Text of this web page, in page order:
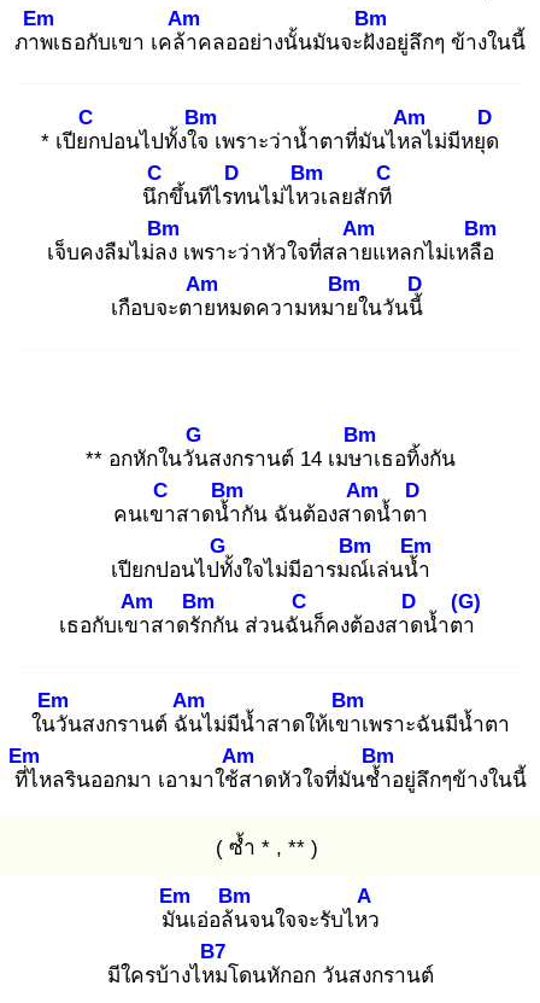
ภาพ
Em
เธอกับเขา เคล้า
Am
คลออย่างนั้นมันจะฝัง
Bm
อยู่ลึกๆ ข้างในนี้
* เปียก
C
ปอนไปทั้งใจ
Bm
เพราะว่าน้ำตาที่มันไหล
Am
ไม่มีหยุด
D
นึก
C
ขึ้นทีไรท
D
นไม่ไหว
Bm
เลยสักที
C
เจ็บคงลืมไม่ลง
Bm
เพราะว่าหัวใจที่สลาย
Am
แหลกไม่เหลือ
Bm
เกือบจะตาย
Am
หมดความหมาย
Bm
ในวันนี้
D
** อกหักในวัน
G
สงกรานต์ 14 เมษา
Bm
เธอทิ้งกัน
คนเขา
C
สาดน้ำ
Bm
กัน ฉันต้องสาด
Am
น้ำตา
D
เปียกปอนไปทั้
G
งใจไม่มีอารมณ์
Bm
เล่นน้ำ
Em
เธอกับเขา
Am
สาดรัก
Bm
กัน ส่วนฉัน
C
ก็คงต้องสาด
D
น้ำตา
(G)
ในวั
Em
นสงกรานต์ ฉัน
Am
ไม่มีน้ำสาดให้เขา
Bm
เพราะฉันมีน้ำตา
ที่ไ
Em
หลรินออกมา เอามาใช้ส
Am
าดหัวใจที่มันช้ำ
Bm
อยู่ลึกๆข้างในนี้
( ซ้ำ * , ** )
มัน
Em
เอ่อล้น
Bm
จนใจจะรับไหว
A
มีใครบ้างไหม
B7
โดนหักอก วันสงกรานต์